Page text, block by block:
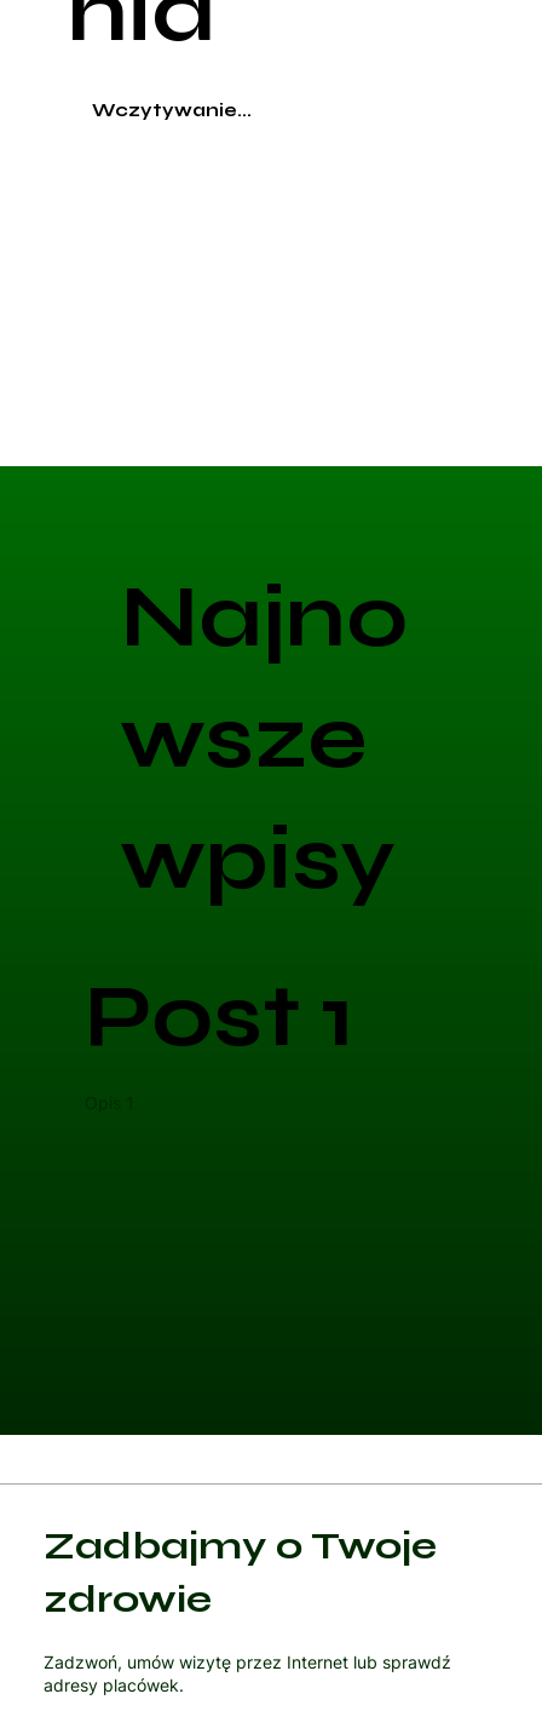
Wczytywanie...
Najno
wsze
wpisy
Post 1
Opis 1
Zadbajmy o Twoje
zdrowie
Zadzwoń, umów wizytę przez Internet lub sprawdź
adresy placówek.